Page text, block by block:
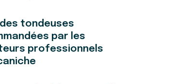
tondeuses
par les
professionnels